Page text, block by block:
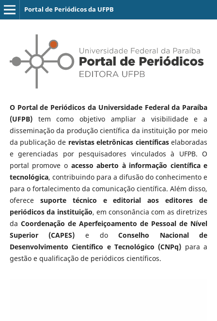
Portal de Periódicos da UFPB
O Portal de Periódicos da Universidade Federal da Paraíba
(UFPB)tem como objetivo ampliar a visibilidade e a
disseminação da produção científica da instituição por meio
da publicação de revistas eletrônicas científicaselaboradas
e gerenciadas por pesquisadores vinculados à UFPB. O
portal promove o acesso aberto à informação científica e
tecnológica, contribuindo para a difusão do conhecimento e
para o fortalecimento da comunicação científica. Além disso,
oferece suporte técnico e editorial aos editores de
periódicos da instituição, em consonância com as diretrizes
da Coordenação de Aperfeiçoamento de Pessoal de Nível
Superior (CAPES) e doConselho Nacional de
Desenvolvimento Científico e Tecnológico (CNPq) para a
gestão e qualificação de periódicos científicos.